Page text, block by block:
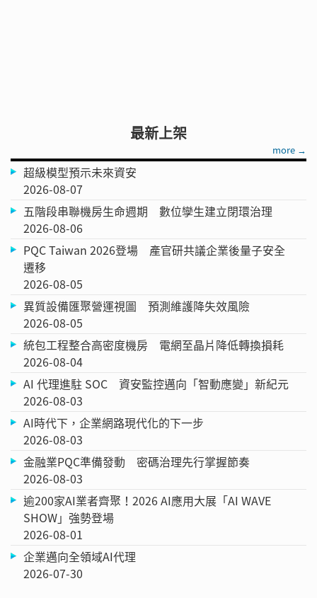
最新上架
more →
超級模型預示未來資安
2026-08-07
五階段串聯機房生命週期 數位孿生建立閉環治理
2026-08-06
PQC Taiwan 2026登場 產官研共議企業後量子安全
遷移
2026-08-05
異質設備匯聚營運視圖 預測維護降失效風險
2026-08-05
統包工程整合高密度機房 電網至晶片降低轉換損耗
2026-08-04
AI 代理進駐 SOC 資安監控邁向「智動應變」新紀元
2026-08-03
AI時代下，企業網路現代化的下一步
2026-08-03
金融業PQC準備發動 密碼治理先行掌握節奏
2026-08-03
逾200家AI業者齊聚！2026 AI應用大展「AI WAVE
SHOW」強勢登場
2026-08-01
企業邁向全領域AI代理
2026-07-30